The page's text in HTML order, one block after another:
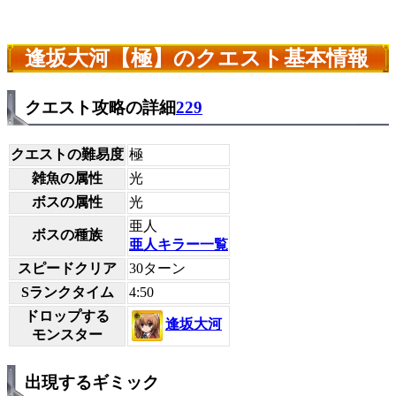
逢坂大河【極】のクエスト基本情報
クエスト攻略の詳細229
クエストの難易度 極
雑魚の属性
光
ボスの属性
光
ボスの種族
亜人
亜人キラー一覧
スピードクリア
30ターン
Sランクタイム
4:50
ドロップする
モンスター
逢坂大河
出現するギミック